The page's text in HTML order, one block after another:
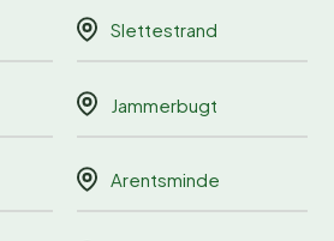
Slettestrand
Jammerbugt
Arentsminde